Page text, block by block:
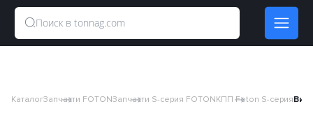
КаталогЗапчасти FOTONЗапчасти S-серия FOTONКПП Foton S-серия